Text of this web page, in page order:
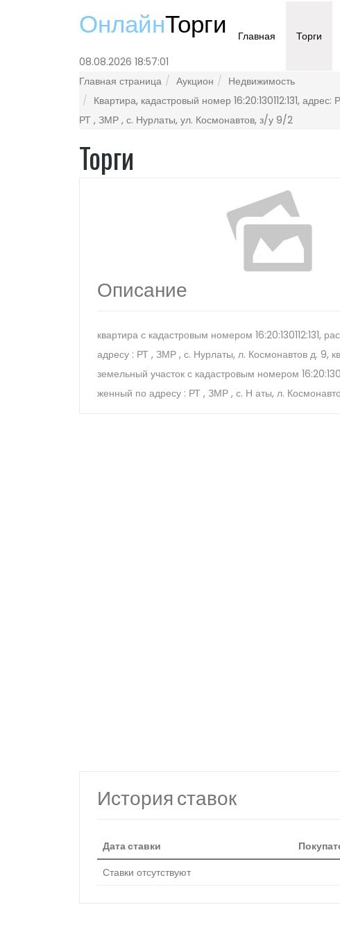
ОнлайнТорги
08.08.2026 18:57:01
Главная Торги
Главная страница Аукцион
Недвижимость
Квартира, кадастровый номер 16:20:130112:131,
РТ , ЗМР , с. Нурлаты, ул. Космонавтов, з/у 9/2
Торги
Описание
квартира с кадастровым номером 16:20:130112:131,
адресу : РТ , ЗМР , с. Нурлаты, л. Космонавтов д. 9,
земельный участок с кадастровым номером
женный по адресу : РТ , ЗМР , с. Н аты, л.
История ставок
Дата ставки
Ставки отсутствуют